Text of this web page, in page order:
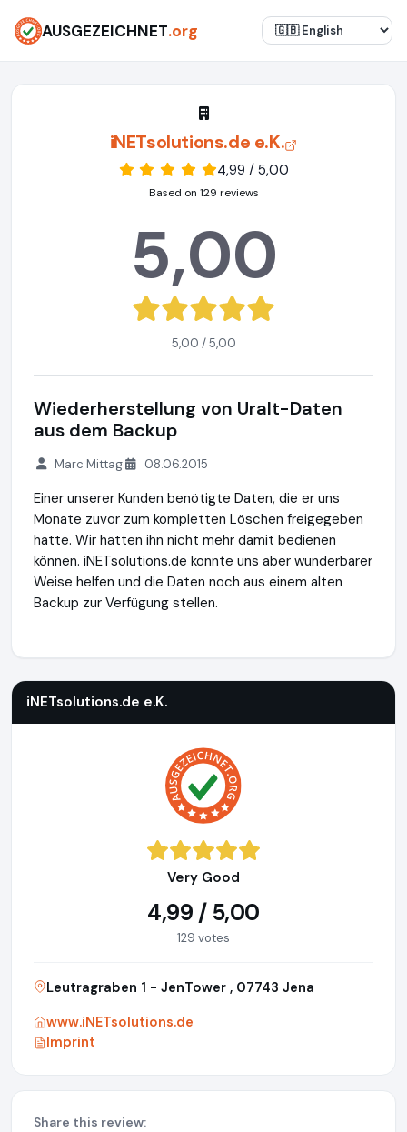
AUSGEZEICHNET.org
iNETsolutions.de e.K.
4,99 / 5,00
Based on 129 reviews
5,00
5,00 / 5,00
Wiederherstellung von Uralt-Daten
aus dem Backup
Marc Mittag 08.06.2015
Einer unserer Kunden benötigte Daten, die er uns
Monate zuvor zum kompletten Löschen freigegeben
hatte. Wir hätten ihn nicht mehr damit bedienen
können. iNETsolutions.de konnte uns aber wunderbarer
Weise helfen und die Daten noch aus einem alten
Backup zur Verfügung stellen.
iNETsolutions.de e.K.
Very Good
4,99 / 5,00
129 votes
Leutragraben 1 - JenTower , 07743 Jena
www.iNETsolutions.de
Imprint
Share this review: